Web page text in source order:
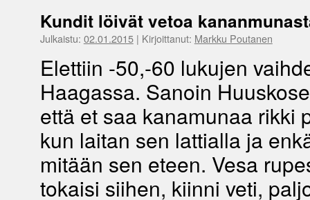
Kundit löivät vetoa
Julkaistu: 02.01.2015| Kirjoittanut: Markku Poutanen
Elettiin -50,-60 lukujen
Haagassa. Sanoin
että et saa kanamunaa rikki
kun laitan sen lattialla ja
mitään sen eteen. Vesa
tokaisi siihen, kiinni veti,